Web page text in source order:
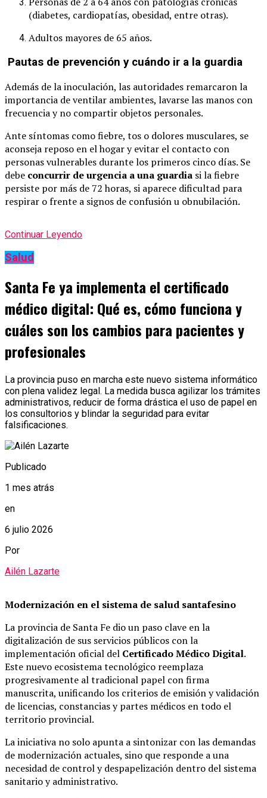
(diabetes, cardiopatías, obesidad, entre otras).
Adultos mayores de 65 años.
Pautas de prevención y cuándo ir a la guardia
Además de la inoculación, las autoridades remarcaron la
importancia de ventilar ambientes, lavarse las manos con
frecuencia y no compartir objetos personales.
Ante síntomas como fiebre, tos o dolores musculares, se
aconseja reposo en el hogar y evitar el contacto con
personas vulnerables durante los primeros cinco días. Se
debe concurrir de urgencia a una guardia si la fiebre
persiste por más de 72 horas, si aparece dificultad para
respirar o frente a signos de confusión u obnubilación.
Continuar Leyendo
Salud
Santa Fe ya implementa el certificado
médico digital: Qué es, cómo funciona y
cuáles son los cambios para pacientes y
profesionales
La provincia puso en marcha este nuevo sistema informático
con plena validez legal. La medida busca agilizar los trámites
administrativos, reducir de forma drástica el uso de papel en
los consultorios y blindar la seguridad para evitar
falsificaciones.
Publicado
1 mes atrás
en
6 julio 2026
Por
Ailén Lazarte
Modernización en el sistema de salud santafesino
La provincia de Santa Fe dio un paso clave en la
digitalización de sus servicios públicos con la
implementación oficial del Certificado Médico Digital.
Este nuevo ecosistema tecnológico reemplaza
progresivamente al tradicional papel con firma
manuscrita, unificando los criterios de emisión y validación
de licencias, constancias y partes médicos en todo el
territorio provincial.
La iniciativa no solo apunta a sintonizar con las demandas
de modernización actuales, sino que responde a una
necesidad de control y despapelización dentro del sistema
sanitario y administrativo.